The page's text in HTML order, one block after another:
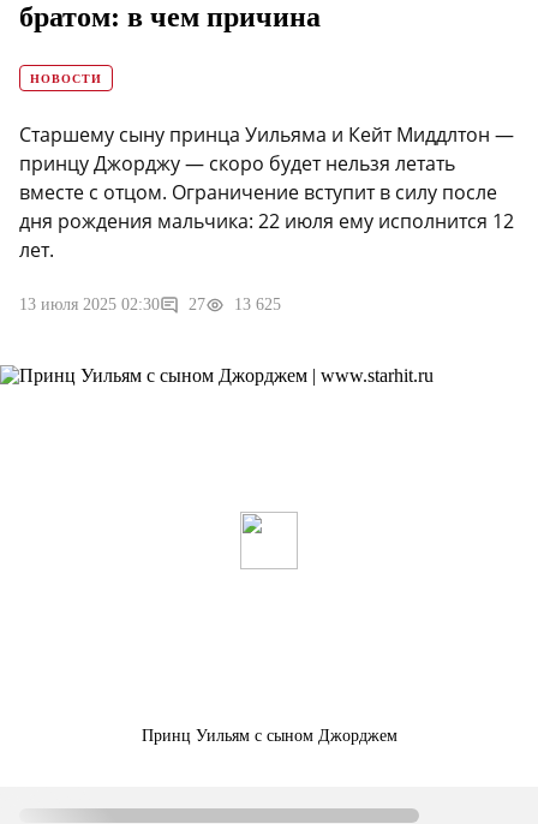
братом: в чем причина
НОВОСТИ
Старшему сыну принца Уильяма и Кейт Миддлтон —
принцу Джорджу — скоро будет нельзя летать
вместе с отцом. Ограничение вступит в силу после
дня рождения мальчика: 22 июля ему исполнится 12
лет.
13 июля 2025 02:30 27 13 625
Принц Уильям с сыном Джорджем